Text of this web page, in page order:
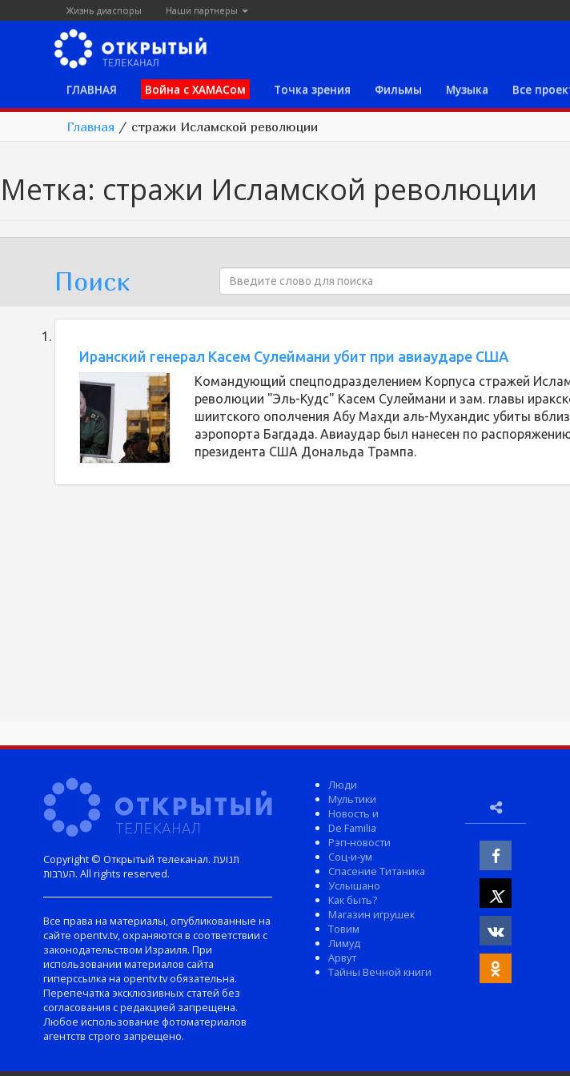
Жизнь диаспоры Наши партнеры
ГЛАВНАЯ Война с ХАМАСом Точка зрения Фильмы Музыка Все
Главная / стражи Исламской революции
Метка: стражи Исламской революции
Поиск
Иранский генерал Касем Сулеймани убит при авиаударе США
Командующий спецподразделением Корпуса стражей
революции "Эль-Кудс" Касем Сулеймани и зам. главы
шиитского ополчения Абу Махди аль-Мухандис убиты
аэропорта Багдада. Авиаудар был нанесен по
президента США Дональда Трампа.
Copyright © Открытый телеканал. תנועת
הערבות. All rights reserved.
Все права на материалы, опубликованные на
сайте opentv.tv, охраняются в соответствии с
законодательством Израиля. При
использовании материалов сайта
гиперссылка на opentv.tv обязательна.
Перепечатка эксклюзивных статей без
согласования с редакцией запрещена.
Любое использование фотоматериалов
агентств строго запрещено.
Люди
Мультики
Новость и
De Familia
Рэп-новости
Соц-и-ум
Спасение Титаника
Услышано
Как быть?
Магазин игрушек
Товим
Лимуд
Арвут
Тайны Вечной книги